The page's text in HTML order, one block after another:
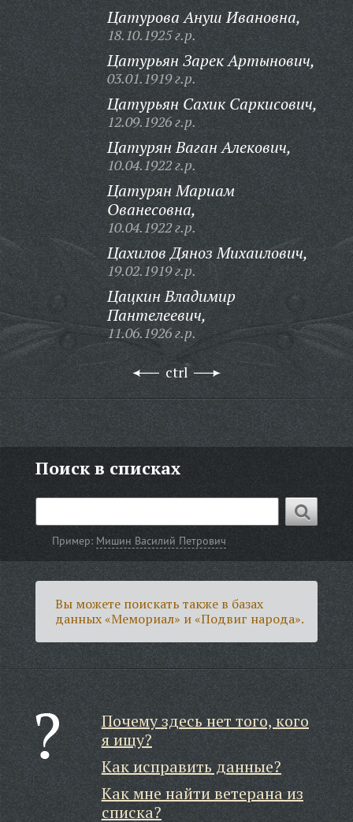
Цатурова Ануш Ивановна,
18.10.1925 г.р.
Цатурьян Зарек Артынович,
03.01.1919 г.р.
Цатурьян Сахик Саркисович,
12.09.1926 г.р.
Цатурян Ваган Алекович,
10.04.1922 г.р.
Цатурян Мариам
Ованесовна,
10.04.1922 г.р.
Цахилов Дяноз Михаилович,
19.02.1919 г.р.
Цацкин Владимир
Пантелеевич,
11.06.1926 г.р.
ctrl
Поиск в списках
Пример: Мишин Василий Петрович
Вы можете поискать также в базах
данных «Мемориал» и «Подвиг народа».
Почему здесь нет того, кого
я ищу?
Как исправить данные?
Как мне найти ветерана из
списка?